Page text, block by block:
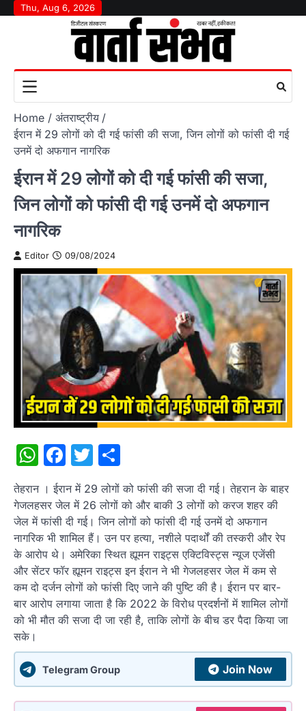
SkipThu, Aug 6, 2026
Home
अंतराष्‍ट्रीय
ईरान में 29 लोगों को दी गई फांसी की सजा, जिन लोगों को फांसी दी गई
उनमें दो अफगान नागरिक
ईरान में 29 लोगों को दी गई फांसी की सजा,
जिन लोगों को फांसी दी गई उनमें दो अफगान
नागरिक
Editor 09/08/2024
WhatsApp
Facebook
Twitter
तेहरान । ईरान में 29 लोगों को फांसी की सजा दी गई। तेहरान के बाहर
गेजलहसर जेल में 26 लोगों को और बाकी 3 लोगों को करज शहर की
जेल में फांसी दी गई। जिन लोगों को फांसी दी गई उनमें दो अफगान
नागरिक भी शामिल हैं। उन पर हत्या, नशीले पदार्थों की तस्करी और रेप
के आरोप थे। अमेरिका स्थित ह्यूमन राइट्स एक्टिविस्ट्स न्यूज एजेंसी
और सेंटर फॉर ह्यूमन राइट्स इन ईरान ने भी गेजलहसर जेल में कम से
कम दो दर्जन लोगों को फांसी दिए जाने की पुष्टि की है। ईरान पर बार-
बार आरोप लगाया जाता है कि 2022 के विरोध प्रदर्शनों में शामिल लोगों
को भी मौत की सजा दी जा रही है, ताकि लोगों के बीच डर पैदा किया जा
सके।
Telegram Group Join Now